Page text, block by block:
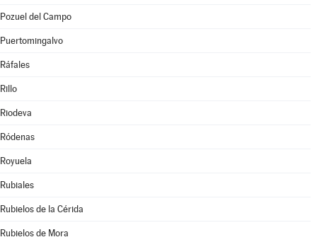
Pozuel del Campo
Puertomingalvo
Ráfales
Rillo
Riodeva
Ródenas
Royuela
Rubiales
Rubielos de la Cérida
Rubielos de Mora